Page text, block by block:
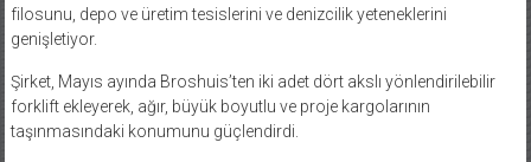
filosunu, depo ve üretim tesislerini ve denizcilik yeteneklerini
genişletiyor.
Şirket, Mayıs ayında Broshuis’ten iki adet dört akslı yönlendirilebilir
forklift ekleyerek, ağır, büyük boyutlu ve proje kargolarının
taşınmasındaki konumunu güçlendirdi.